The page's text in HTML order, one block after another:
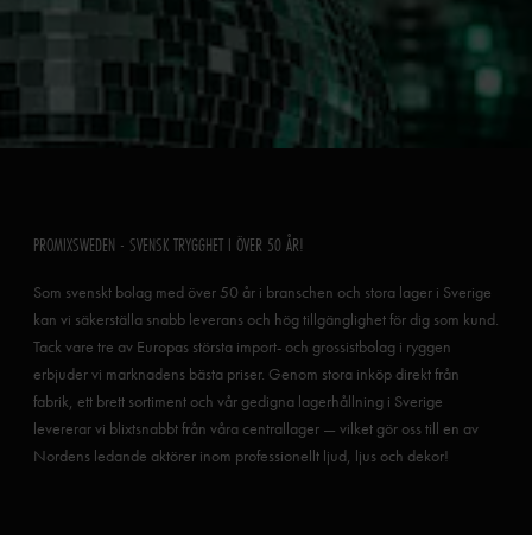
PROMIXSWEDEN - SVENSK TRYGGHET I ÖVER 50 ÅR!
Som svenskt bolag med över 50 år i branschen och stora lager i Sverige
kan vi säkerställa snabb leverans och hög tillgänglighet för dig som kund.
Tack vare tre av Europas största import- och grossistbolag i ryggen
erbjuder vi marknadens bästa priser. Genom stora inköp direkt från
fabrik, ett brett sortiment och vår gedigna lagerhållning i Sverige
levererar vi blixtsnabbt från våra centrallager — vilket gör oss till en av
Nordens ledande aktörer inom professionellt ljud, ljus och dekor!